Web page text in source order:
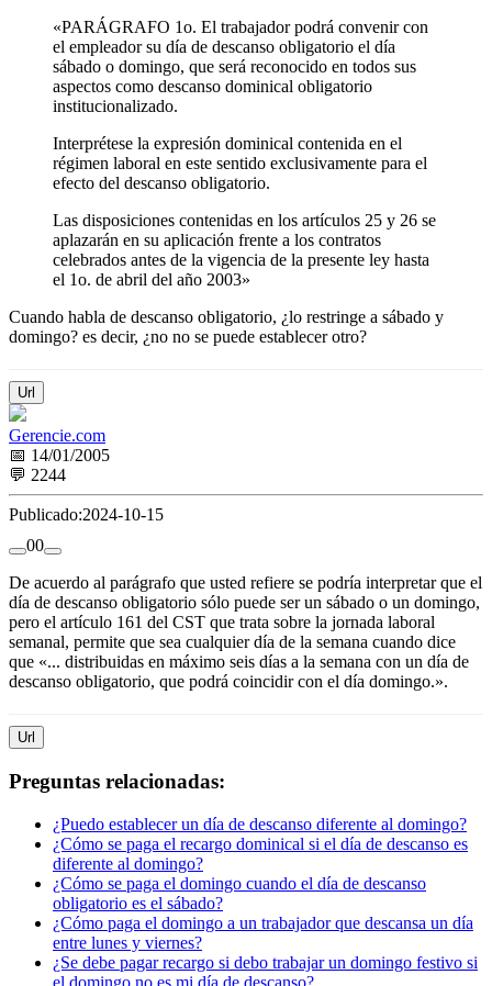
«PARÁGRAFO 1o. El trabajador podrá convenir con
el empleador su día de descanso obligatorio el día
sábado o domingo, que será reconocido en todos sus
aspectos como descanso dominical obligatorio
institucionalizado.
Interprétese la expresión dominical contenida en el
régimen laboral en este sentido exclusivamente para el
efecto del descanso obligatorio.
Las disposiciones contenidas en los artículos 25 y 26 se
aplazarán en su aplicación frente a los contratos
celebrados antes de la vigencia de la presente ley hasta
el 1o. de abril del año 2003»
Cuando habla de descanso obligatorio, ¿lo restringe a sábado y
domingo? es decir, ¿no no se puede establecer otro?
Url
Gerencie.com
📅 14/01/2005
💬 2244
Publicado:2024-10-15
00
De acuerdo al parágrafo que usted refiere se podría interpretar que el
día de descanso obligatorio sólo puede ser un sábado o un domingo,
pero el artículo 161 del CST que trata sobre la jornada laboral
semanal, permite que sea cualquier día de la semana cuando dice
que «... distribuidas en máximo seis días a la semana con un día de
descanso obligatorio, que podrá coincidir con el día domingo.».
Url
Preguntas relacionadas:
¿Puedo establecer un día de descanso diferente al domingo?
¿Cómo se paga el recargo dominical si el día de descanso es
diferente al domingo?
¿Cómo se paga el domingo cuando el día de descanso
obligatorio es el sábado?
¿Cómo paga el domingo a un trabajador que descansa un día
entre lunes y viernes?
¿Se debe pagar recargo si debo trabajar un domingo festivo si
el domingo no es mi día de descanso?